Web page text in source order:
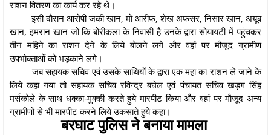
राशन वितरण का कार्य कर रहे थे।
इसी दौरान आरोपी जकी खान, मो आरीफ, शेख अफसर, निसार खान, अयूब
खान, इमरान खान जो कि बोरीकला के निवासी है उनके द्वारा सोयायटी में पहुंचकर
तीन महिने का राशन देने के लिये बोलने लगे और वहां पर मौजूद ग्रामीण
उपभोक्ताओं को भड़काने लगे।
जब सहायक सचिव एवं उसके साथियों के द्वारा एक महा का राशन ले जाने के
लिये कहा गया तो सहायक सचिव रविन्द्र बघेल एवं पंचायत सचिव खड़ग सिंह
मर्सकोले के साथ धक्का-मुक्की करते हुये मारपीट किया और वहां पर मौजूद अन्य
ग्रामीणों से भी मारपीट करने लिये उकसाते हुये कहा।
बरघाट पुलिस ने बनाया मामला